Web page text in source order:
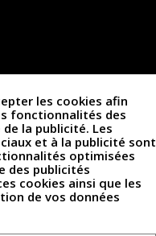
Quatrys 💙
les cookies afin
fonctionnalités des
la publicité. Les
et à la publicité sont
optimisées
des publicités
cookies ainsi que les
de vos données